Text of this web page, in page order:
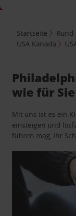
Startseite Rund
USA Kanada
wie für
Mit uns ist es ein
einsteigen und
führen mag, Ihr